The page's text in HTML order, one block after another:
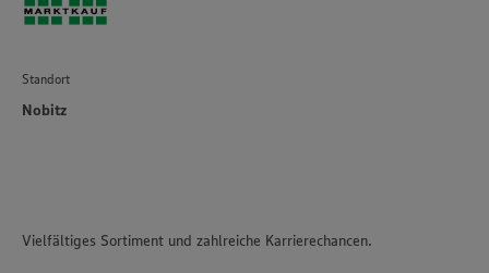
Standort
Nobitz
Vielfältiges Sortiment und zahlreiche Karrierechancen.